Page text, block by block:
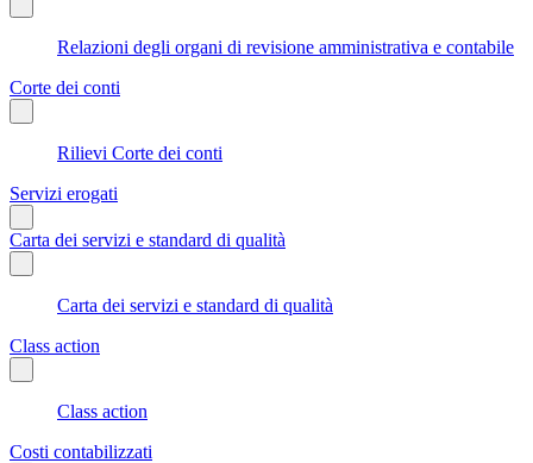
Relazioni degli organi di revisione amministrativa e contabile
Corte dei conti
Rilievi Corte dei conti
Servizi erogati
Carta dei servizi e standard di qualità
Carta dei servizi e standard di qualità
Class action
Class action
Costi contabilizzati